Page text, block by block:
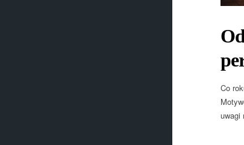
Co
uwagi